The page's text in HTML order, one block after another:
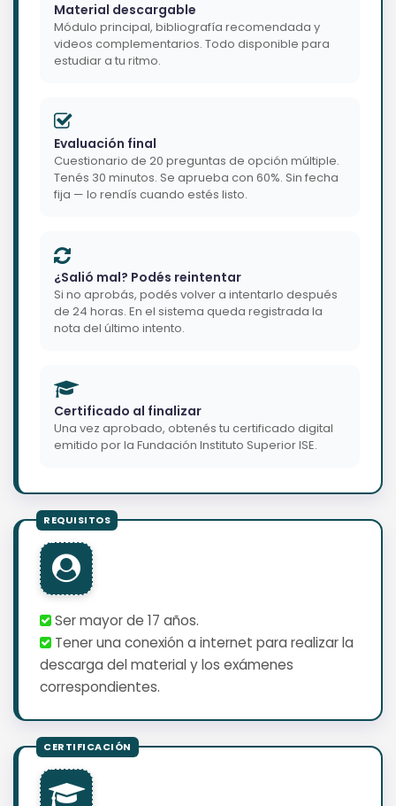
Material descargable
Módulo principal, bibliografía recomendada y
videos complementarios. Todo disponible para
estudiar a tu ritmo.
Evaluación final
Cuestionario de 20 preguntas de opción múltiple.
Tenés 30 minutos. Se aprueba con 60%. Sin fecha
fija — lo rendís cuando estés listo.
¿Salió mal? Podés reintentar
Si no aprobás, podés volver a intentarlo después
de 24 horas. En el sistema queda registrada la
nota del último intento.
Certificado al finalizar
Una vez aprobado, obtenés tu certificado digital
emitido por la Fundación Instituto Superior ISE.
Ser mayor de 17 años.
Tener una conexión a internet para realizar la
descarga del material y los exámenes
correspondientes.